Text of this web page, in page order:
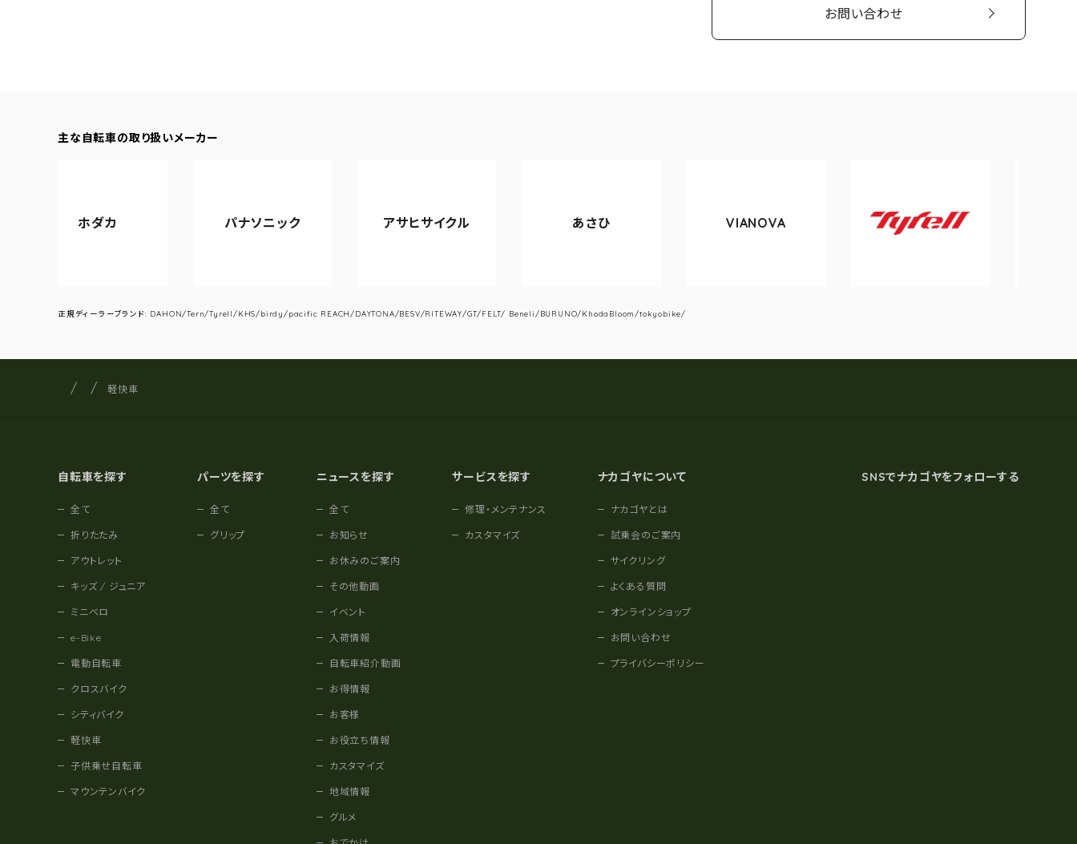
お問い合わせ
主な自転車の取り扱いメーカー
アサヒサイクル
Tyrell
正規ディーラーブランド: DAHON/Tern/Tyrell/KHS/birdy/pacific REACH/DAYTONA/BESV/RITEWAY/GT/FELT/ Beneli/BURUNO/KhodaBloom/tokyobike/
サイト内の現在地
サイクルショップナカゴヤ
軽快車
自転車を探す
全て
折りたたみ
アウトレット
キッズ / ジュニア
ミニベロ
e-Bike
電動自転車
クロスバイク
シティバイク
軽快車
子供乗せ自転車
マウンテンバイク
パーツを探す
全て
グリップ
ニュースを探す
全て
お知らせ
お休みのご案内
その他動画
イベント
入荷情報
自転車紹介動画
お得情報
お客様
お役立ち情報
カスタマイズ
地域情報
グルメ
サービスを探す
修理・メンテナンス
カスタマイズ
ナカゴヤについて
ナカゴヤとは
試乗会のご案内
サイクリング
よくある質問
オンラインショップ
お問い合わせ
プライバシーポリシー
SNSでナカゴヤをフォローする